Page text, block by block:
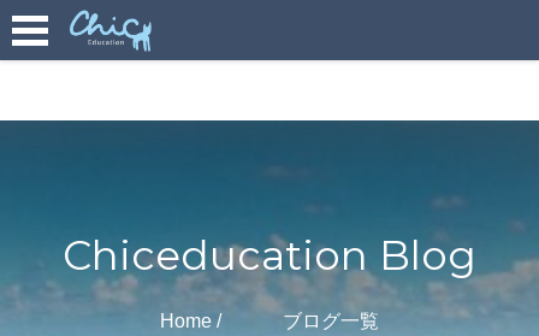
Chiceducation Blog
Home ブログ一覧